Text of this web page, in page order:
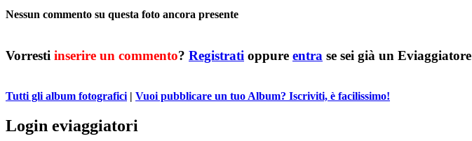
Nessun commento su questa foto ancora presente
Vorresti inserire un commento? Registrati oppure entra se sei già un Eviaggiatore
Tutti gli album fotografici | Vuoi pubblicare un tuo Album? Iscriviti, è facilissimo!
Login eviaggiatori